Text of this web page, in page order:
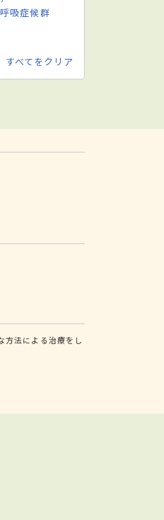
吸症候群
すべてをクリア
方法による治療をし